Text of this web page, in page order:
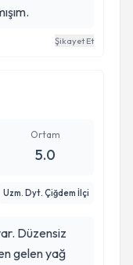
Şikayet Et
Ortam
5.0
Uzm. Dyt. Çiğdem İlçi
Düzensiz
gelen yağ